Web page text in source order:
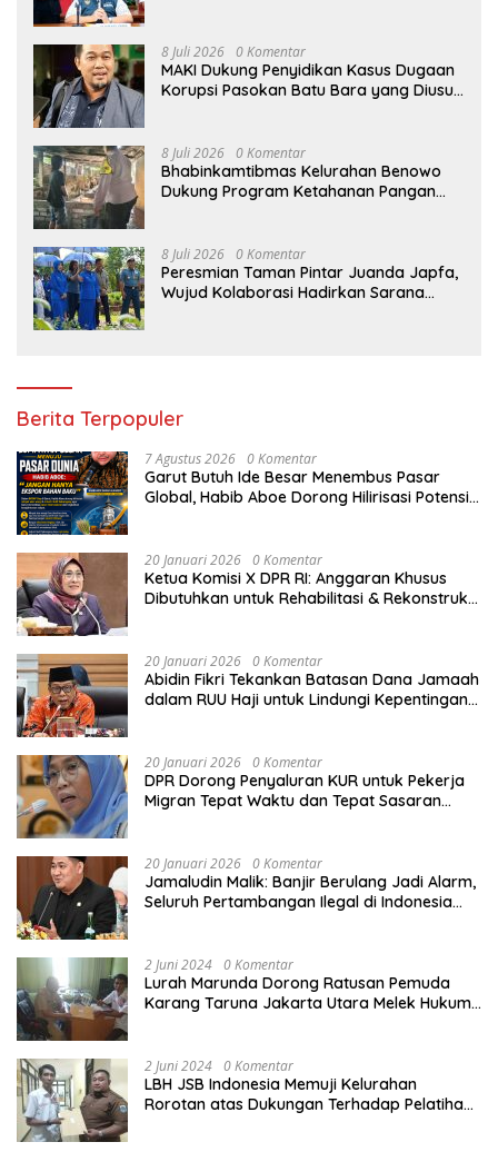
8 Juli 2026 0 Komentar
MAKI Dukung Penyidikan Kasus Dugaan
Korupsi Pasokan Batu Bara yang Diusut
8 Juli 2026 0 Komentar
Bhabinkamtibmas Kelurahan Benowo
Dukung Program Ketahanan Pangan
8 Juli 2026 0 Komentar
Peresmian Taman Pintar Juanda Japfa,
Wujud Kolaborasi Hadirkan Sarana
Berita Terpopuler
7 Agustus 2026 0 Komentar
Garut Butuh Ide Besar Menembus Pasar
Global, Habib Aboe Dorong Hilirisasi Potensi
20 Januari 2026 0 Komentar
Ketua Komisi X DPR RI: Anggaran Khusus
Dibutuhkan untuk Rehabilitasi & Rekonstruksi
20 Januari 2026 0 Komentar
Abidin Fikri Tekankan Batasan Dana Jamaah
dalam RUU Haji untuk Lindungi Kepentingan
20 Januari 2026 0 Komentar
DPR Dorong Penyaluran KUR untuk Pekerja
Migran Tepat Waktu dan Tepat Sasaran
20 Januari 2026 0 Komentar
Jamaludin Malik: Banjir Berulang Jadi Alarm,
Seluruh Pertambangan Ilegal di Indonesia
2 Juni 2024 0 Komentar
Lurah Marunda Dorong Ratusan Pemuda
Karang Taruna Jakarta Utara Melek Hukum
2 Juni 2024 0 Komentar
LBH JSB Indonesia Memuji Kelurahan
Rorotan atas Dukungan Terhadap Pelatihan